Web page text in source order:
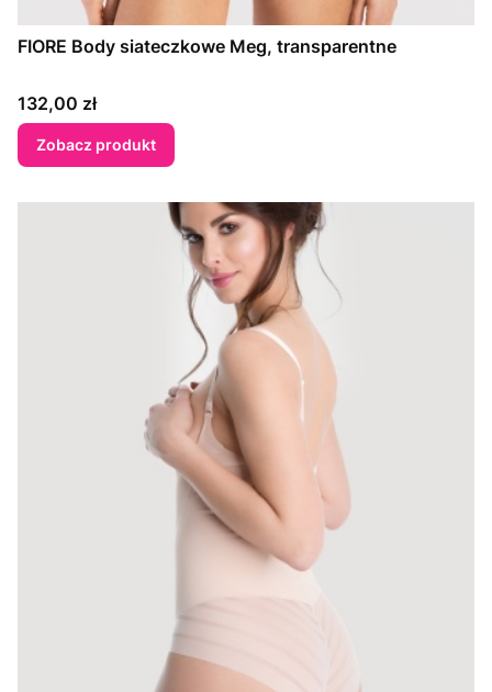
FIORE Body siateczkowe Meg, transparentne
Cena
132,00 zł
Zobacz produkt